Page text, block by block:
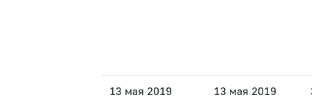
13 мая 2019 13 мая 2019